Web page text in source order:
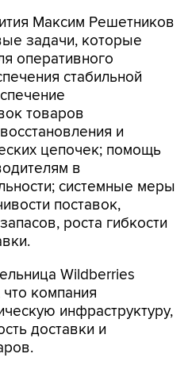
Максим Решетников
задачи, которые
оперативного
стабильной
товаров
и
цепочек; помощь
в
системные меры
поставок,
роста гибкости
Wildberries
компания
инфраструктуру,
доставки и